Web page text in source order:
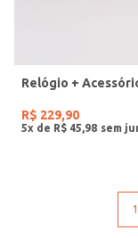
R$ 229,90
5x de R$ 45 98
1